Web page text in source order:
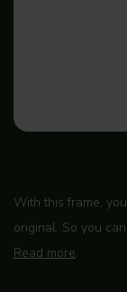
With this frame,
original. So you
Read more.